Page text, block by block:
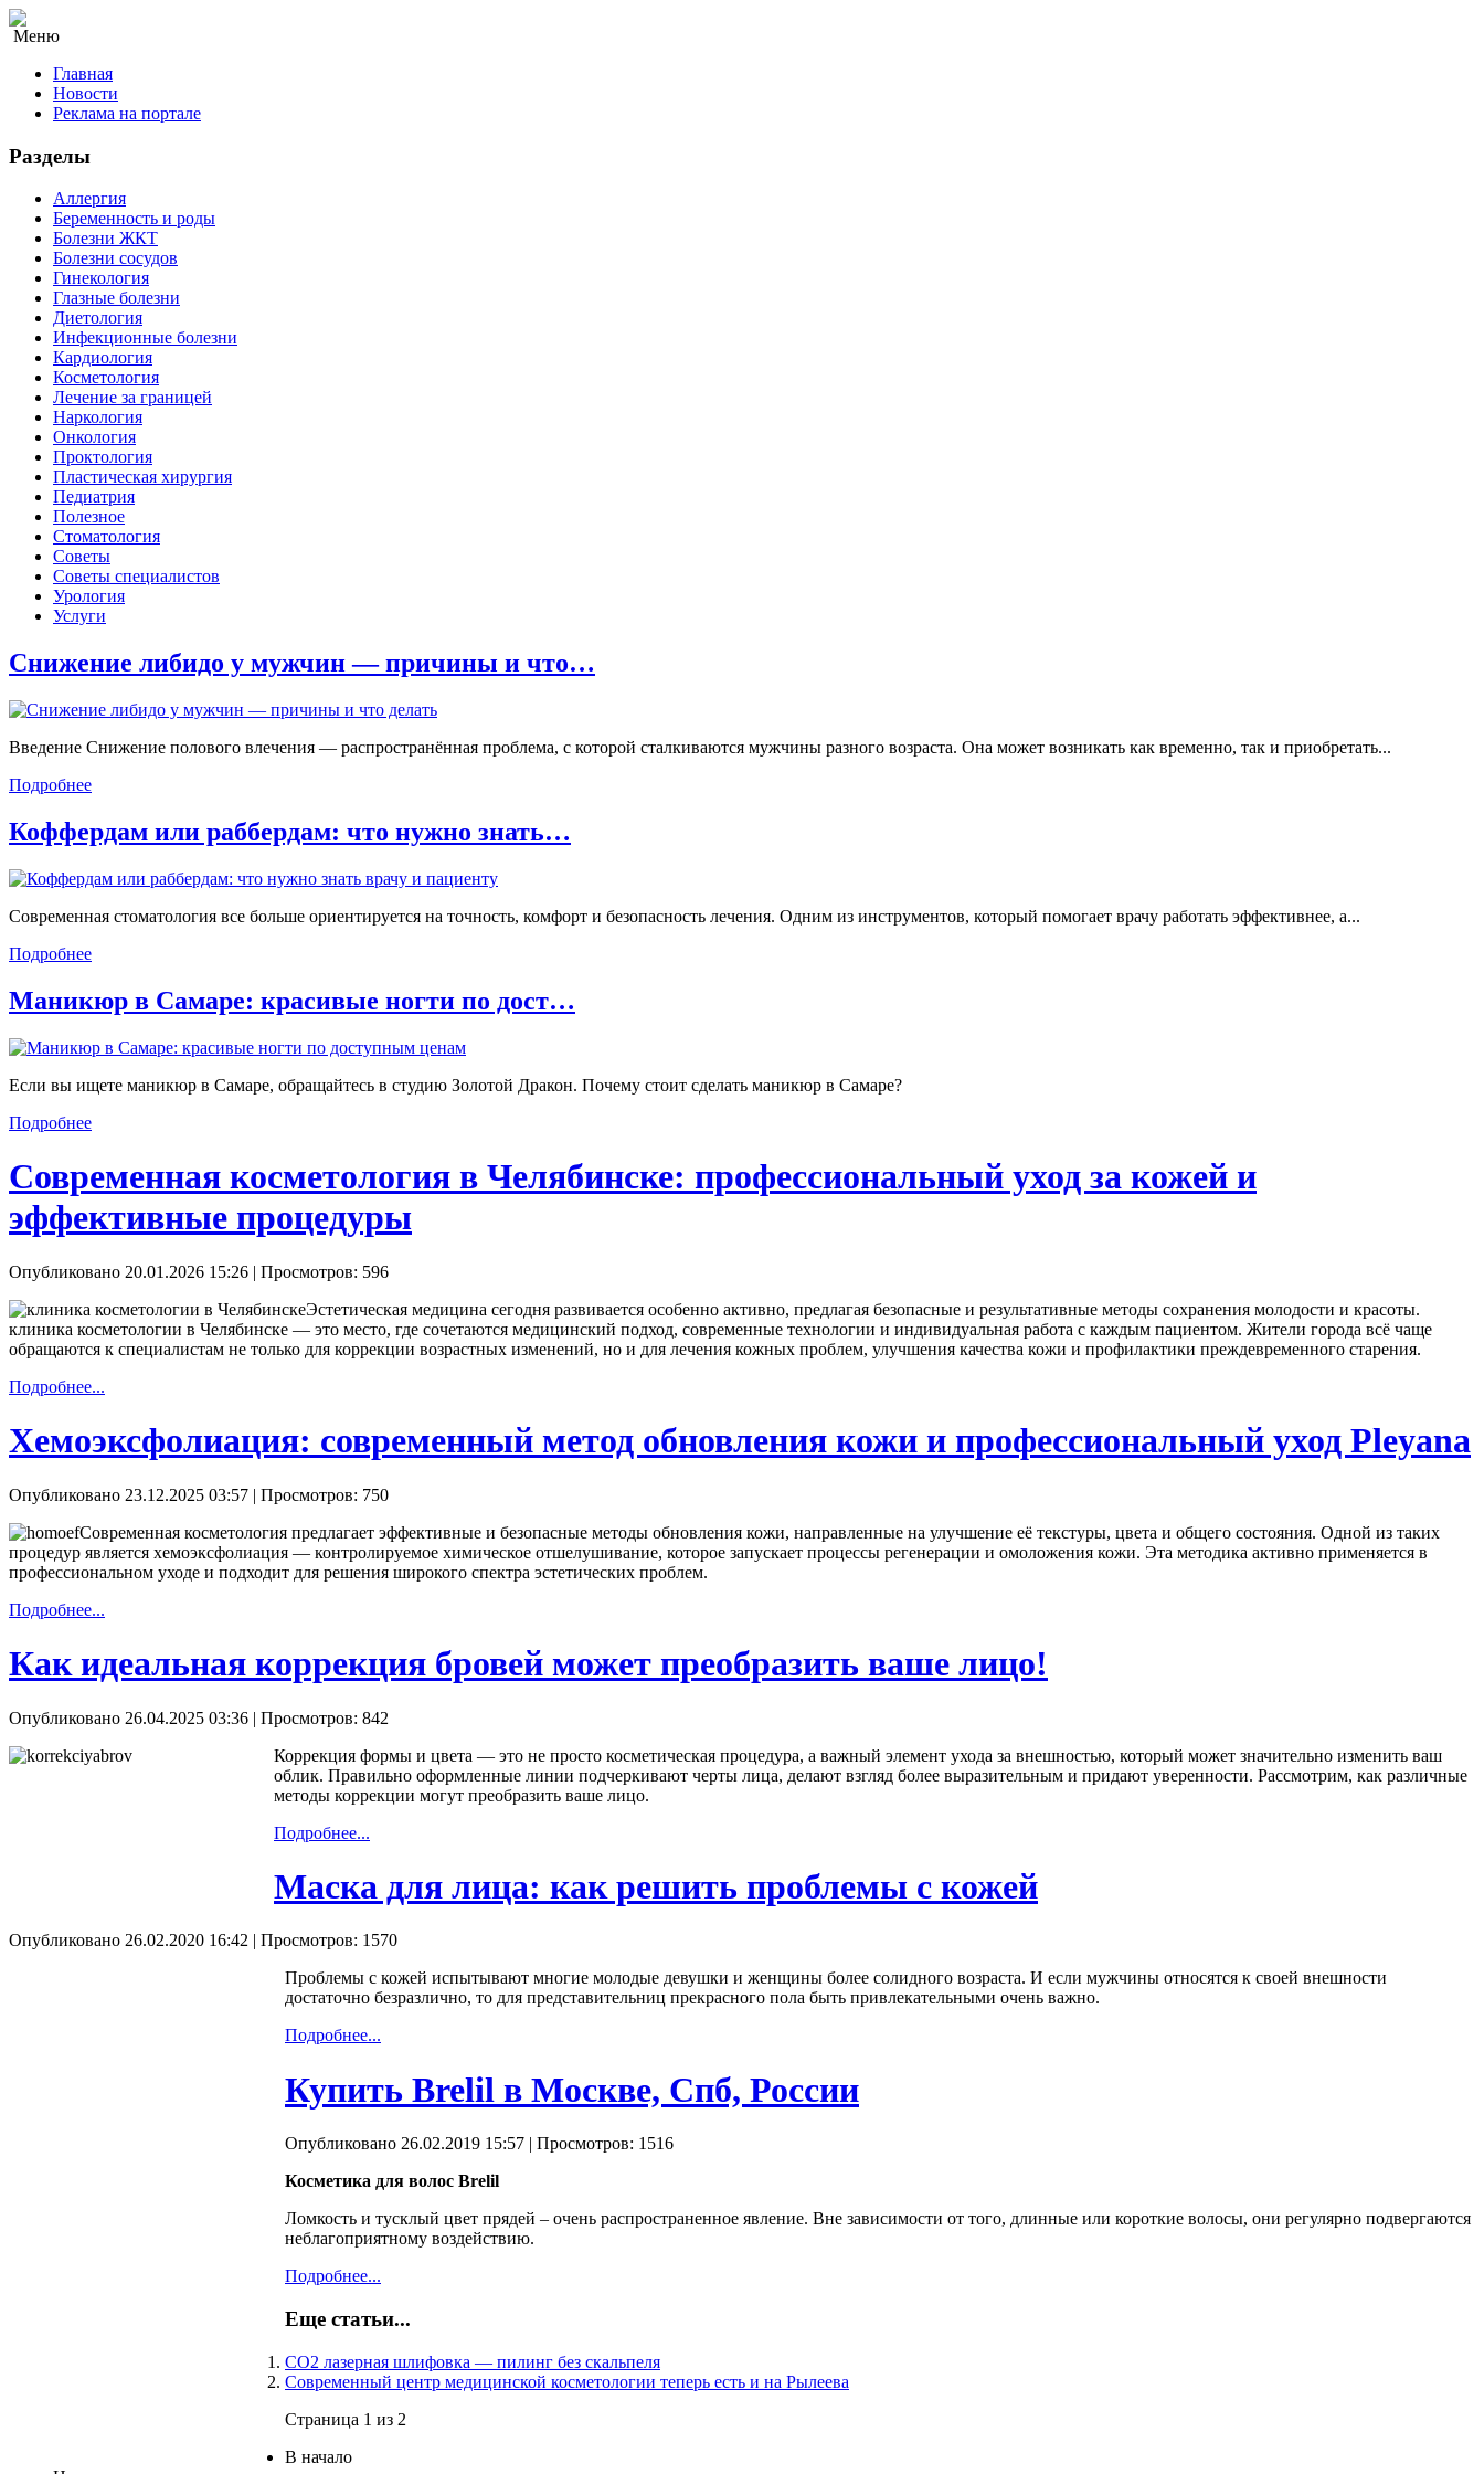
Меню
Главная
Новости
Реклама на портале
Разделы
Аллергия
Беременность и роды
Болезни ЖКТ
Болезни сосудов
Гинекология
Глазные болезни
Диетология
Инфекционные болезни
Кардиология
Косметология
Лечение за границей
Наркология
Онкология
Проктология
Пластическая хирургия
Педиатрия
Полезное
Стоматология
Советы
Советы специалистов
Урология
Услуги
Снижение либидо у мужчин — причины и что…
Введение Снижение полового влечения — распространённая проблема, с которой сталкиваются мужчины разного возраста. Она может возникать как временно, так и приобретать...
Подробнее
Коффердам или раббердам: что нужно знать…
Современная стоматология все больше ориентируется на точность, комфорт и безопасность лечения. Одним из инструментов, который помогает врачу работать эффективнее, а...
Подробнее
Маникюр в Самаре: красивые ногти по дост…
Если вы ищете маникюр в Самаре, обращайтесь в студию Золотой Дракон. Почему стоит сделать маникюр в Самаре?
Подробнее
Современная косметология в Челябинске: профессиональный уход за кожей и
эффективные процедуры
Опубликовано 20.01.2026 15:26 | Просмотров: 596
Эстетическая медицина сегодня развивается особенно активно, предлагая безопасные и результативные методы сохранения молодости и красоты.
клиника косметологии в Челябинске — это место, где сочетаются медицинский подход, современные технологии и индивидуальная работа с каждым пациентом. Жители города всё чаще
обращаются к специалистам не только для коррекции возрастных изменений, но и для лечения кожных проблем, улучшения качества кожи и профилактики преждевременного старения.
Подробнее...
Хемоэксфолиация: современный метод обновления кожи и профессиональный уход Pleyana
Опубликовано 23.12.2025 03:57 | Просмотров: 750
Современная косметология предлагает эффективные и безопасные методы обновления кожи, направленные на улучшение её текстуры, цвета и общего состояния. Одной из таких
процедур является хемоэксфолиация — контролируемое химическое отшелушивание, которое запускает процессы регенерации и омоложения кожи. Эта методика активно применяется в
профессиональном уходе и подходит для решения широкого спектра эстетических проблем.
Подробнее...
Как идеальная коррекция бровей может преобразить ваше лицо!
Опубликовано 26.04.2025 03:36 | Просмотров: 842
Коррекция формы и цвета — это не просто косметическая процедура, а важный элемент ухода за внешностью, который может значительно изменить ваш
облик. Правильно оформленные линии подчеркивают черты лица, делают взгляд более выразительным и придают уверенности. Рассмотрим, как различные
методы коррекции могут преобразить ваше лицо.
Подробнее...
Маска для лица: как решить проблемы с кожей
Опубликовано 26.02.2020 16:42 | Просмотров: 1570
Проблемы с кожей испытывают многие молодые девушки и женщины более солидного возраста. И если мужчины относятся к своей внешности
достаточно безразлично, то для представительниц прекрасного пола быть привлекательными очень важно.
Подробнее...
Купить Brelil в Москве, Спб, России
Опубликовано 26.02.2019 15:57 | Просмотров: 1516
Косметика для волос Brelil
Ломкость и тусклый цвет прядей – очень распространенное явление. Вне зависимости от того, длинные или короткие волосы, они регулярно подвергаются
неблагоприятному воздействию.
Подробнее...
Еще статьи...
CO2 лазерная шлифовка — пилинг без скальпеля
Современный центр медицинской косметологии теперь есть и на Рылеева
Страница 1 из 2
В начало